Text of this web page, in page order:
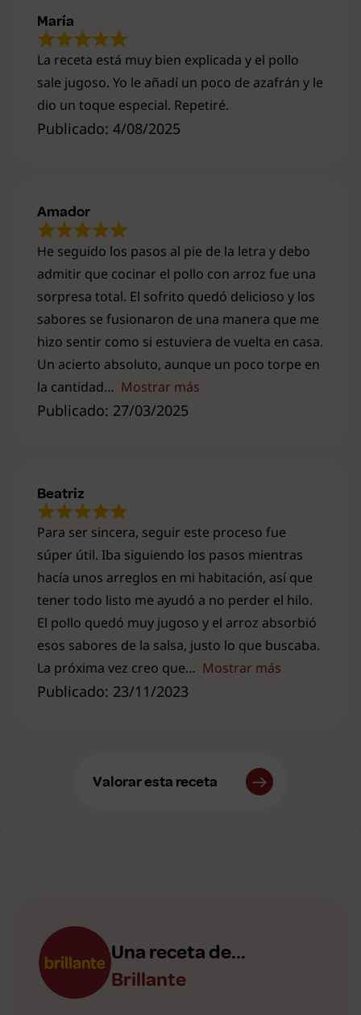
Publicado: 4/08/2025
La receta está muy bien explicada y el pollo
sale jugoso. Yo le añadí un poco de azafrán y le
dio un toque especial. Repetiré.
María
Publicado: 27/03/2025
He seguido los pasos al pie de la letra y debo
admitir que cocinar el pollo con arroz fue una
sorpresa total. El sofrito quedó delicioso y los
sabores se fusionaron de una manera que me
hizo sentir como si estuviera de vuelta en casa.
Un acierto absoluto, aunque un poco torpe en
la cantidad
Mostrar más
Amador
Publicado: 23/11/2023
Para ser sincera, seguir este proceso fue
súper útil. Iba siguiendo los pasos mientras
hacía unos arreglos en mi habitación, así que
tener todo listo me ayudó a no perder el hilo.
El pollo quedó muy jugoso y el arroz absorbió
esos sabores de la salsa, justo lo que buscaba.
La próxima vez creo que
Mostrar más
Beatriz
Valorar esta receta
Una receta de...
Brillante